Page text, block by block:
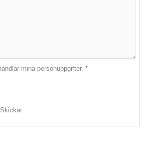
mina personuppgifter.*